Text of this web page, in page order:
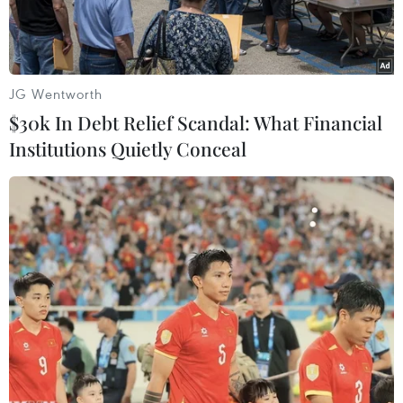
Cảnh sát Indonesia. (Nguồn: THX/TTXVN)
Theo Reuters, các nghị sỹ Indonesia ngày 21/6
cho biết, nước này sẽ thông qua một bộ luật cho
phép chính quyền bỏ tù lên tới 15 năm đối với
những công dân hồi hương sau khi gia nhập các
nhóm phiến quân ở nước ngoài.
JG Wentworth
$30k In Debt Relief Scandal: What Financial
Institutions Quietly Conceal